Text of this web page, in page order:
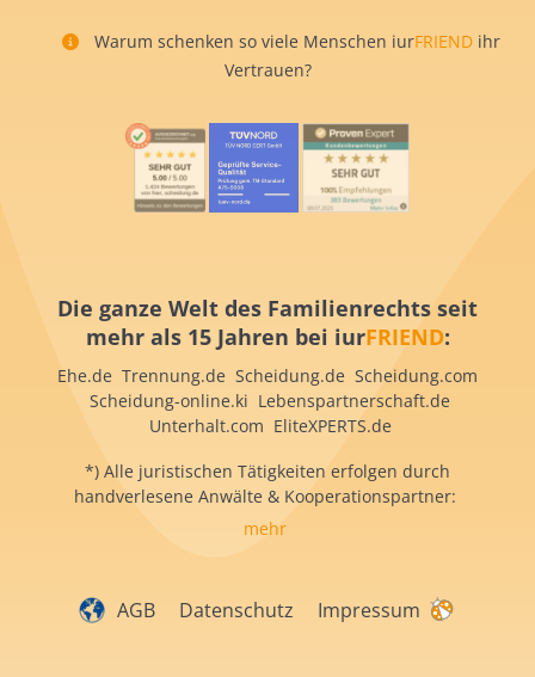
Warum schenken so viele Menschen iurFRIEND ihr
Vertrauen?
Die ganze Welt des Familienrechts seit
mehr als 15 Jahren bei iurFRIEND:
Ehe.de Trennung.de Scheidung.de Scheidung.com
Scheidung-online.ki Lebenspartnerschaft.de
Unterhalt.com EliteXPERTS.de
*) Alle juristischen Tätigkeiten erfolgen durch
handverlesene Anwälte & Kooperationspartner:
mehr
AGB Datenschutz Impressum